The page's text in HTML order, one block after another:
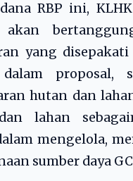
RBP ini,
akan
yang
proposal,
hutan dan
lahan
mengelola,
sumber daya